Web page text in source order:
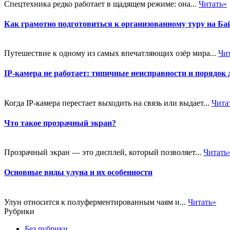
Спецтехника редко работает в щадящем режиме: она... Читать»
Как грамотно подготовиться к организованному туру на
Путешествие к одному из самых впечатляющих озёр мира...
IP-камера не работает: типичные неисправности и порядок
Когда IP-камера перестает выходить на связь или выдает...
Что такое прозрачный экран?
Прозрачный экран — это дисплей, который позволяет...
Основные виды улуна и их особенности
Улун относится к полуферментированным чаям и... Читать»
Рубрики